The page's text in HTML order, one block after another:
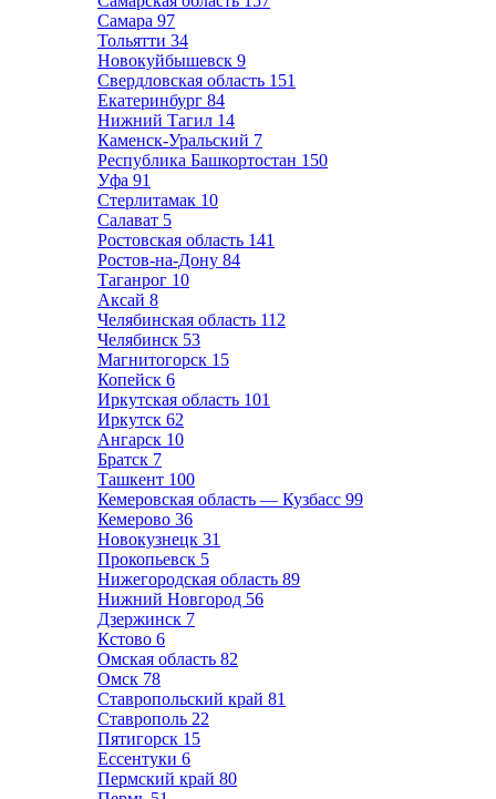
Самара 97
Тольятти 34
Новокуйбышевск 9
Свердловская область 151
Екатеринбург 84
Нижний Тагил 14
Каменск-Уральский 7
Республика Башкортостан 150
Уфа 91
Стерлитамак 10
Салават 5
Ростовская область 141
Ростов-на-Дону 84
Таганрог 10
Аксай 8
Челябинская область 112
Челябинск 53
Магнитогорск 15
Копейск 6
Иркутская область 101
Иркутск 62
Ангарск 10
Братск 7
Ташкент 100
Кемеровская область — Кузбасс 99
Кемерово 36
Новокузнецк 31
Прокопьевск 5
Нижегородская область 89
Нижний Новгород 56
Дзержинск 7
Кстово 6
Омская область 82
Омск 78
Ставропольский край 81
Ставрополь 22
Пятигорск 15
Ессентуки 6
Пермский край 80